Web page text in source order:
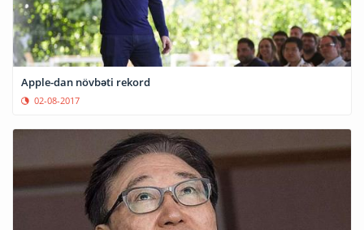
Apple-dan növbəti rekord
02-08-2017